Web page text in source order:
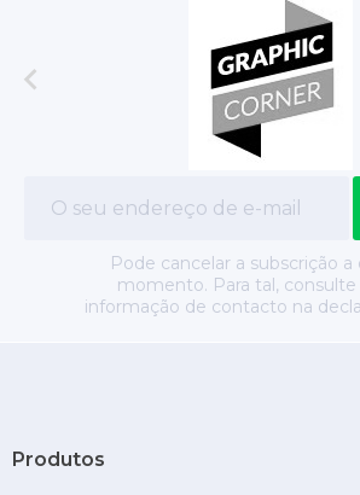

Pode cancelar a subscrição a
momento. Para tal, consulte
informação de contacto na
Produtos